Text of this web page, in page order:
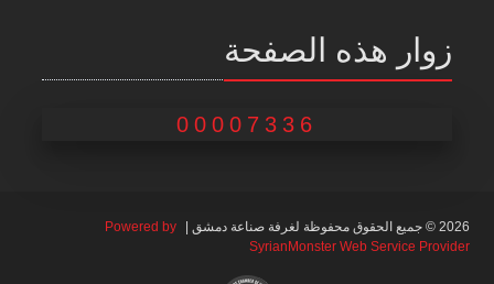
زوار هذه الصفحة
00007336
2026 © جميع الحقوق محفوظة لغرفة صناعة دمشق |
Powered by
SyrianMonster Web Service Provider